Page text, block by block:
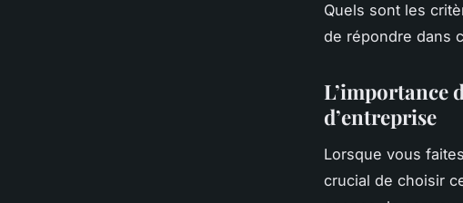
Quels sont les
de répondre dans
L’importance
d’entreprise
Lorsque vous
crucial de choisir